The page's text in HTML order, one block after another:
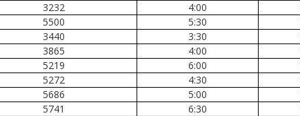
3232 4:00
5500 5:30
3440 3:30
3865 4:00
5219 6:00
5272 4:30
5686 5:00
5741 6:30